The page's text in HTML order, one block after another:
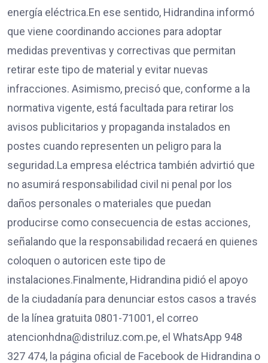
energía eléctrica.En ese sentido, Hidrandina informó
que viene coordinando acciones para adoptar
medidas preventivas y correctivas que permitan
retirar este tipo de material y evitar nuevas
infracciones. Asimismo, precisó que, conforme a la
normativa vigente, está facultada para retirar los
avisos publicitarios y propaganda instalados en
postes cuando representen un peligro para la
seguridad.La empresa eléctrica también advirtió que
no asumirá responsabilidad civil ni penal por los
daños personales o materiales que puedan
producirse como consecuencia de estas acciones,
señalando que la responsabilidad recaerá en quienes
coloquen o autoricen este tipo de
instalaciones.Finalmente, Hidrandina pidió el apoyo
de la ciudadanía para denunciar estos casos a través
de la línea gratuita 0801-71001, el correo
atencionhdna@distriluz.com.pe, el WhatsApp 948
327 474, la página oficial de Facebook de Hidrandina o